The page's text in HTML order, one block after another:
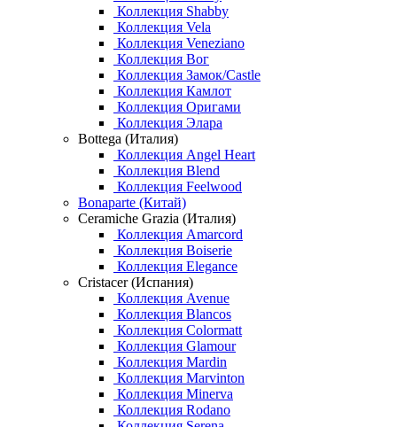
Коллекция Shabby
Коллекция Vela
Коллекция Veneziano
Коллекция Вог
Коллекция Замок/Castle
Коллекция Камлот
Коллекция Оригами
Коллекция Элара
Bottega (Италия)
Коллекция Angel Heart
Коллекция Blend
Коллекция Feelwood
Bonaparte (Китай)
Ceramiche Grazia (Италия)
Коллекция Amarcord
Коллекция Boiserie
Коллекция Elegance
Cristacer (Испания)
Коллекция Avenue
Коллекция Blancos
Коллекция Colormatt
Коллекция Glamour
Коллекция Mardin
Коллекция Marvinton
Коллекция Minerva
Коллекция Rodano